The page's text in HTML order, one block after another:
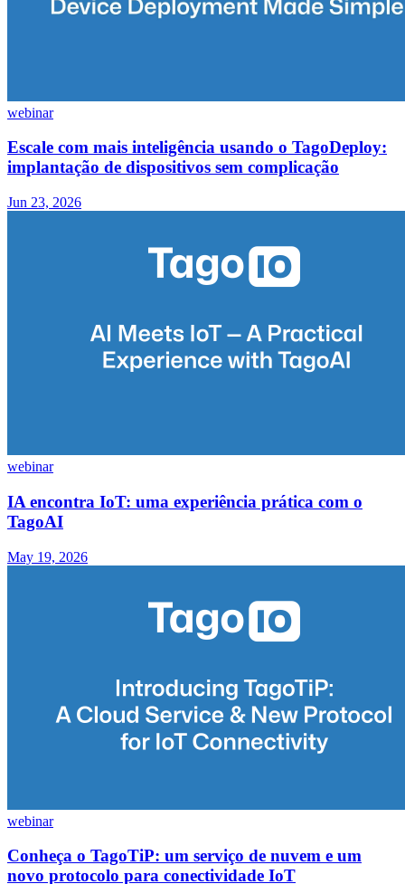
webinar
Escale com mais inteligência usando o TagoDeploy:
implantação de dispositivos sem complicação
Jun 23, 2026
webinar
IA encontra IoT: uma experiência prática com o
TagoAI
May 19, 2026
webinar
Conheça o TagoTiP: um serviço de nuvem e um
novo protocolo para conectividade IoT